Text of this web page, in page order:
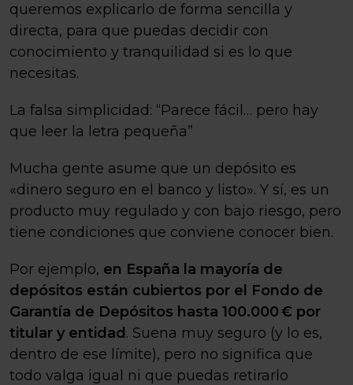
queremos explicarlo de forma sencilla y
directa, para que puedas decidir con
conocimiento y tranquilidad si es lo que
necesitas.
La falsa simplicidad: “Parece fácil… pero hay
que leer la letra pequeña”
Mucha gente asume que un depósito es
«dinero seguro en el banco y listo». Y sí, es un
producto muy regulado y con bajo riesgo, pero
tiene condiciones que conviene conocer bien.
Por ejemplo, en España la mayoría de
depósitos están cubiertos por el Fondo de
Garantía de Depósitos hasta 100.000 € por
titular y entidad . Suena muy seguro (y lo es,
dentro de ese límite), pero no significa que
todo valga igual ni que puedas retirarlo